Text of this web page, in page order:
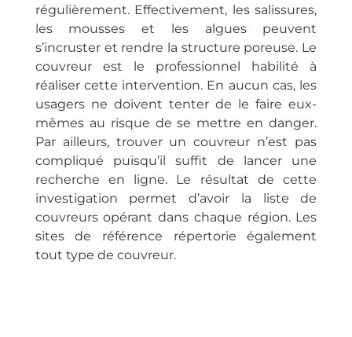
régulièrement. Effectivement, les salissures,
les mousses et les algues peuvent
s’incruster et rendre la structure poreuse. Le
couvreur est le professionnel habilité à
réaliser cette intervention. En aucun cas, les
usagers ne doivent tenter de le faire eux-
mêmes au risque de se mettre en danger.
Par ailleurs, trouver un couvreur n’est pas
compliqué puisqu’il suffit de lancer une
recherche en ligne. Le résultat de cette
investigation permet d’avoir la liste de
couvreurs opérant dans chaque région. Les
sites de référence répertorie également
tout type de couvreur.